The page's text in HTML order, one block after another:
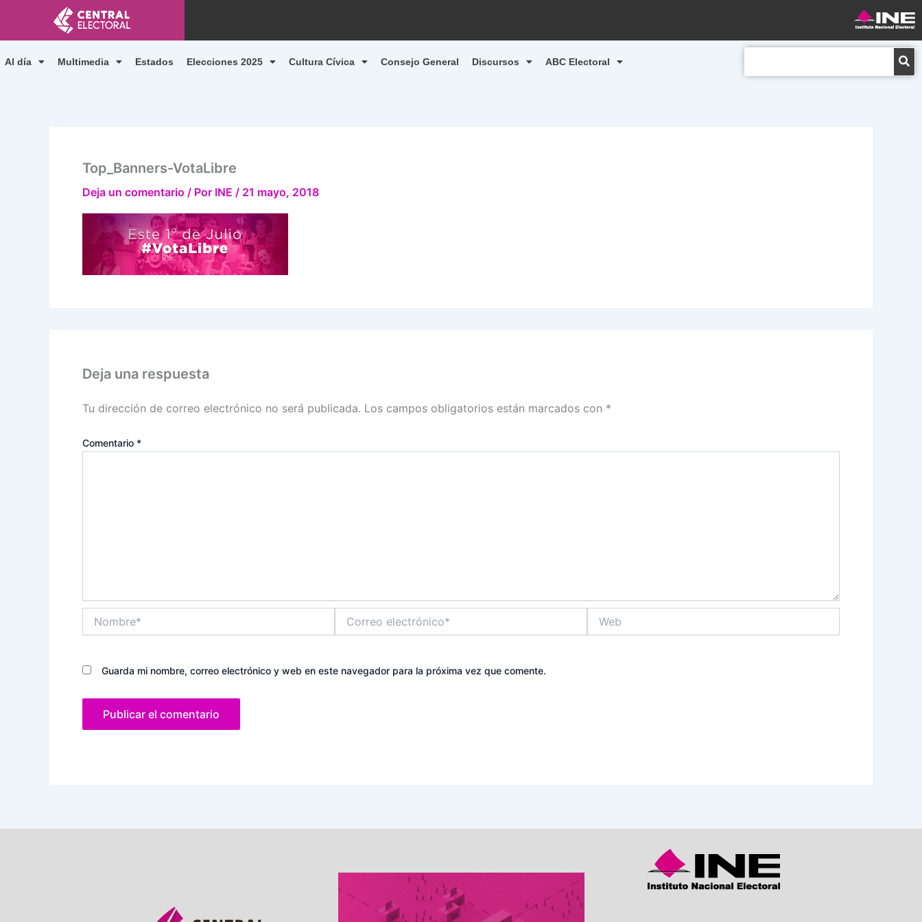
contenido
Al día Multimedia Estados Elecciones 2025 Cultura Cívica Consejo General Discursos ABC Electoral
Top_Banners-VotaLibre
Deja un comentario / Por INE / 21 mayo, 2018
Deja una respuesta
Tu dirección de correo electrónico no será publicada. Los campos obligatorios están marcados con *
Comentario *
electrónico*
Guarda mi nombre, correo electrónico y web en este navegador para la próxima vez que comente.